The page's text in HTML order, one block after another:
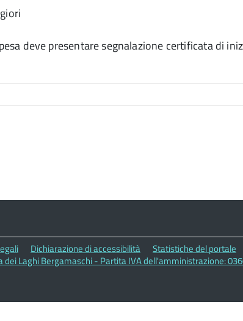
deve presentare segnalazione certificata di
Dichiarazione di accessibilità Statistiche del portale
dei Laghi Bergamaschi - Partita IVA dell'amministrazione: